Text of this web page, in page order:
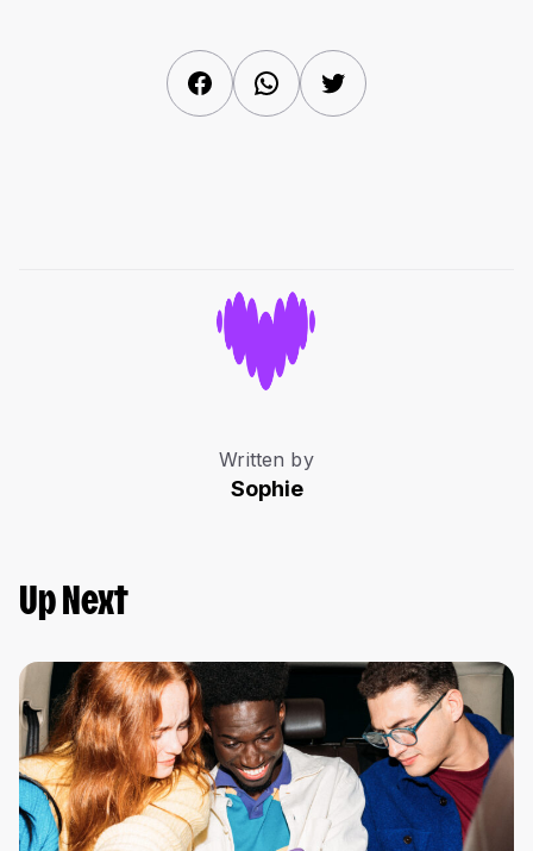
FacebookWhatsAppTwitter
Written by
Sophie
Up Next